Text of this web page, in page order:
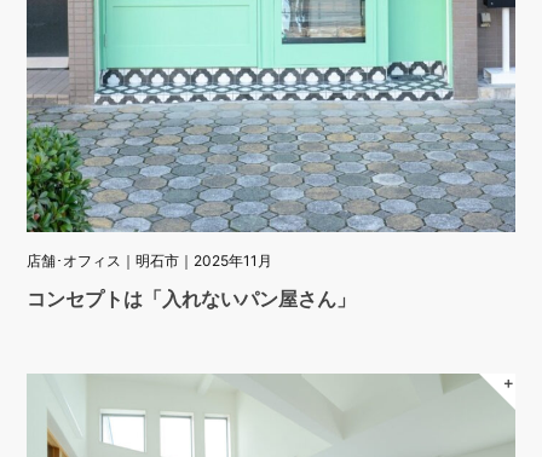
店舗･オフィス｜明石市｜2025年11月
コンセプトは「入れないパン屋さん」
＋